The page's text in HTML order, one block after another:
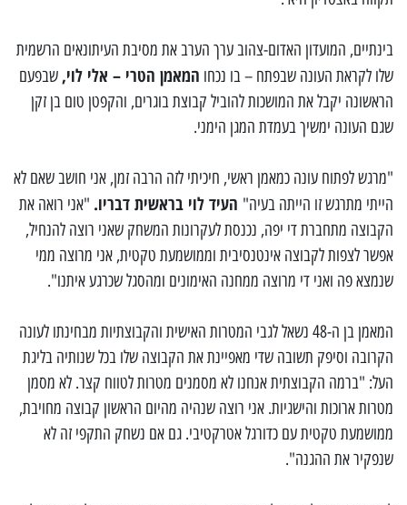
בינתיים, המועדון האדום-צהוב ערך הערב את מסיבת העיתונאים הרשמית
שלו לקראת העונה שבפתח – בו נכחו המאמן הטרי – אלי לוי, שבפעם
הראשונה יקבל את המושכות להוביל קבוצת בוגרים, והקפטן טום בן זקן
שגם העונה ימשיך בעמדת המגן הימני.
"מרגש לפתוח עונה כמאמן ראשי, חיכיתי לזה הרבה זמן, אני חושב שאם לא
הייתי מתרגש זו הייתה בעיה" העיד לוי בראשית דבריו. "אני רואה את
הקבוצה מתחברת די יפה, נכנסת לעקרונות המשחק שאני רוצה להנחיל,
אפשר לצפות לקבוצה אינטנסיבית וממושמעת טקטית, אני מרוצה ממי
שנמצא פה ואני די מרוצה ממחנה האימונים ומהסגל שכרגע איתנו".
המאמן בן ה-48 נשאל לגבי המטרות האישית והקבוצתיות מבחינתו לעונה
הקרובה וסיפק תשובה שדי מאפיינת את הקבוצה שלו בכל שנותיה בליגת
העל: "ברמה הקבוצתית אנחנו לא מסמנים מטרות לטווח קצר. לא מסמן
מטרות ארוכות והישגיות. אני רוצה שנהיה מהיום הראשון קבוצה מחויבת,
ממושמעת טקטית עם כדורגל אטרקטיבי. גם אם נשחק התקפי זה לא
שנפקיר את ההגנה".